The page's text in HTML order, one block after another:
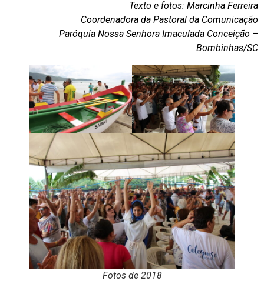
Texto e fotos: Marcinha Ferreira
Coordenadora da Pastoral da Comunicação
Paróquia Nossa Senhora Imaculada Conceição –
Bombinhas/SC
Fotos de 2018